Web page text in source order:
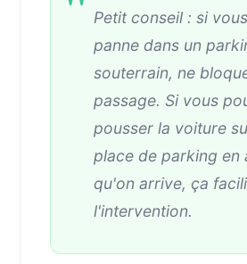
Petit conseil : si
panne dans un
souterrain, ne
passage. Si vous
pousser la voiture
place de parking en
qu'on arrive, ça
l'intervention.